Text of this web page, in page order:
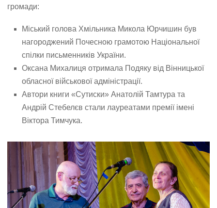
громади:
Міський голова Хмільника Микола Юрчишин був
нагороджений Почесною грамотою Національної
спілки письменників України.
Оксана Михалиця отримала Подяку від Вінницької
обласної військової адміністрації.
Автори книги «Сутиски» Анатолій Тамтура та
Андрій Стебелєв стали лауреатами премії імені
Віктора Тимчука.